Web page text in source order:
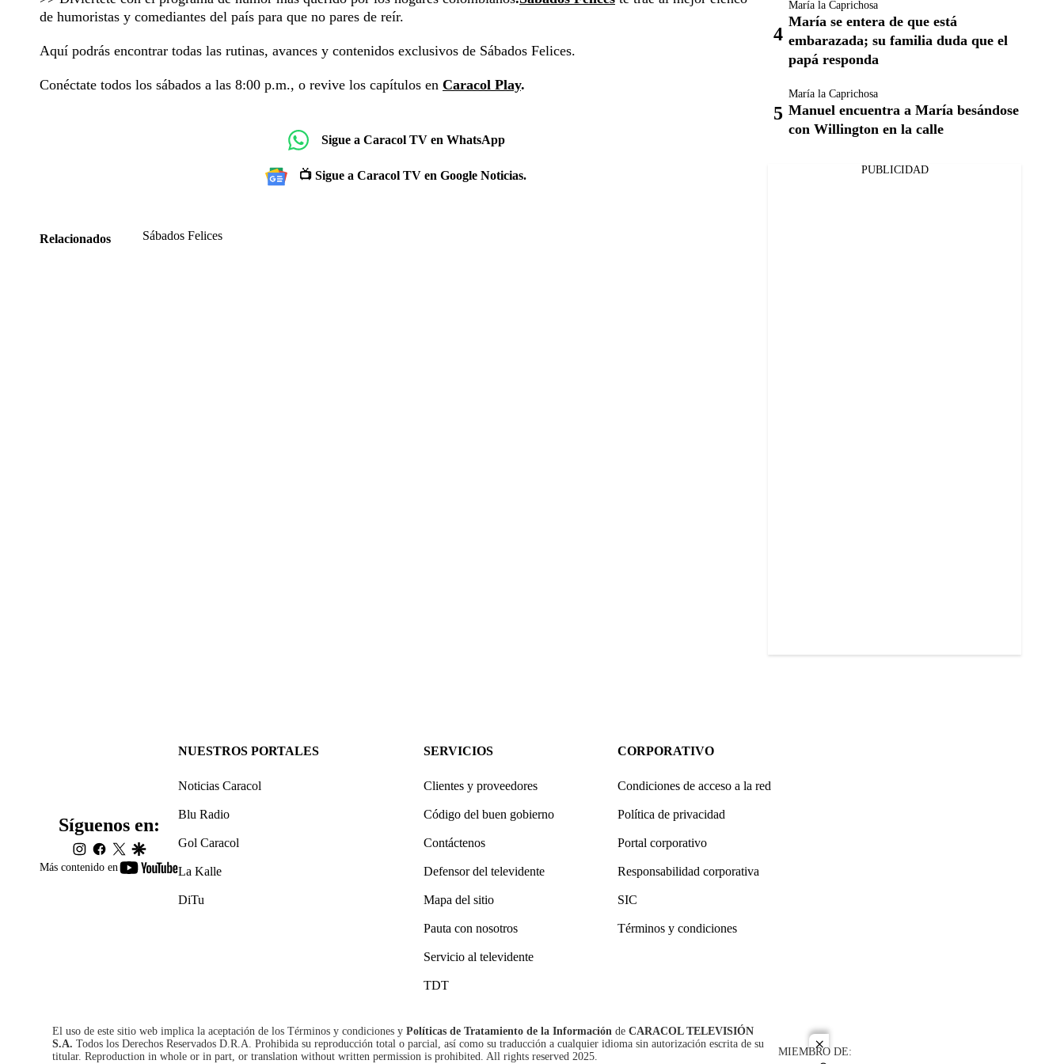
close
de humoristas y comediantes del país para que no pares de reír.
Aquí podrás encontrar todas las rutinas, avances y contenidos exclusivos de Sábados Felices.
Conéctate todos los sábados a las 8:00 p.m., o revive los capítulos en Caracol Play.
Sigue a Caracol TV en WhatsApp
📺 Sigue a Caracol TV en Google Noticias.
Relacionados Sábados Felices
María la Caprichosa
María se entera de que está
embarazada; su familia duda que el
papá responda
María la Caprichosa
Manuel encuentra a María besándose
con Willington en la calle
PUBLICIDAD
Más contenido en
youtube-
Síguenos en:
instagram
facebook
twittergoogle
NUESTROS PORTALES
Noticias Caracol
Blu Radio
Gol Caracol
La Kalle
DiTu
SERVICIOS
Clientes y proveedores
Código del buen gobierno
Contáctenos
Defensor del televidente
Mapa del sitio
Pauta con nosotros
Servicio al televidente
TDT
CORPORATIVO
Condiciones de acceso a la red
Política de privacidad
Portal corporativo
Responsabilidad corporativa
SIC
Términos y condiciones
El uso de este sitio web implica la aceptación de los Términos y condiciones y Políticas de Tratamiento de la Información de CARACOL TELEVISIÓN
S.A. Todos los Derechos Reservados D.R.A. Prohibida su reproducción total o parcial, así como su traducción a cualquier idioma sin autorización escrita de su
titular. Reproduction in whole or in part, or translation without written permission is prohibited. All rights reserved 2025.
MIEMBRO DE: